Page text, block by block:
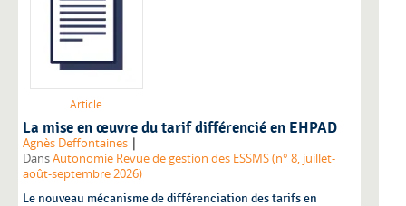
Article
La mise en œuvre du tarif différencié en EHPAD
Agnès Deffontaines |
DansAutonomie Revue de gestion des ESSMS (n° 8, juillet-
août-septembre 2026)
Le nouveau mécanisme de différenciation des tarifs en